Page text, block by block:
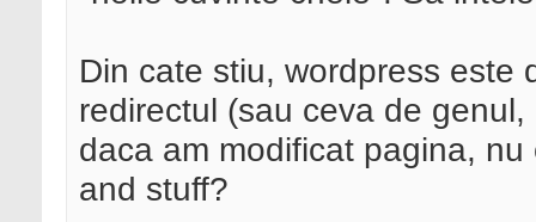
Din cate stiu, wordpress este
redirectul (sau ceva de
daca am modificat pagina,
and stuff?